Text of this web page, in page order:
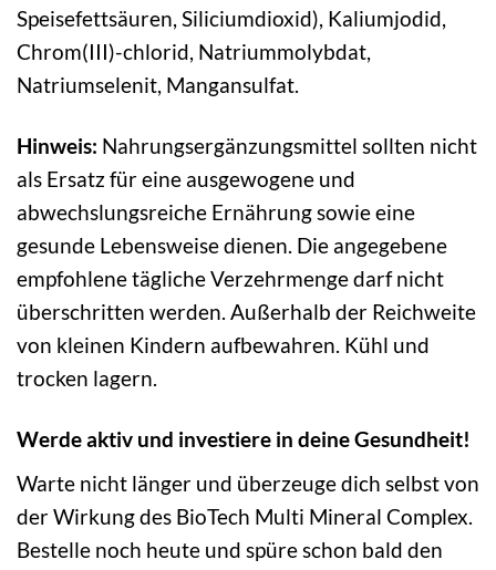
Speisefettsäuren, Siliciumdioxid), Kaliumjodid,
Chrom(III)-chlorid, Natriummolybdat,
Natriumselenit, Mangansulfat.
Hinweis: Nahrungsergänzungsmittel sollten nicht
als Ersatz für eine ausgewogene und
abwechslungsreiche Ernährung sowie eine
gesunde Lebensweise dienen. Die angegebene
empfohlene tägliche Verzehrmenge darf nicht
überschritten werden. Außerhalb der Reichweite
von kleinen Kindern aufbewahren. Kühl und
trocken lagern.
Werde aktiv und investiere in deine Gesundheit!
Warte nicht länger und überzeuge dich selbst von
der Wirkung des BioTech Multi Mineral Complex.
Bestelle noch heute und spüre schon bald den